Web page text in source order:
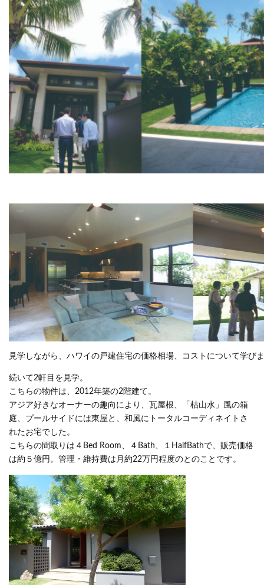
見学しながら、ハワイの戸建住宅の価格相場、コストについて学び
続いて2軒目を見学。
こちらの物件は、2012年築の2階建て。
アジア好きなオーナーの趣向により、瓦屋根、「枯山水」風の箱
庭、プールサイドには東屋と、和風にトータルコーディネイトさ
れたお宅でした。
こちらの間取りは４Bed Room、４Bath、１HalfBathで、販売価格
は約５億円。管理・維持費は月約22万円程度のとのことです。